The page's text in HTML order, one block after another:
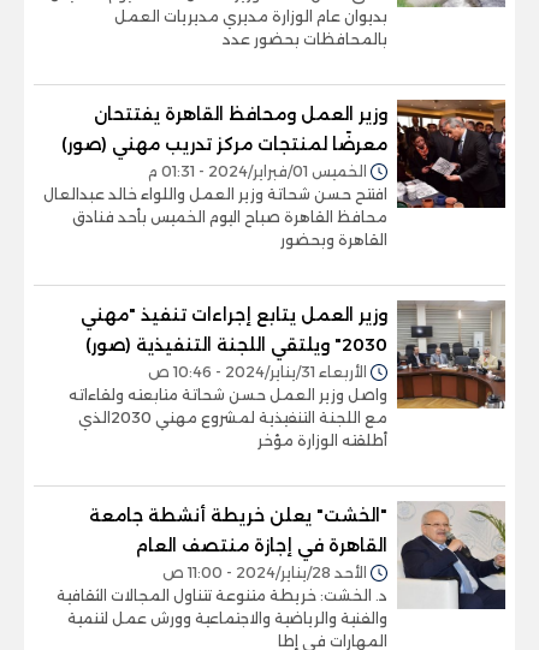
بديوان عام الوزارة مديري مديريات العمل
بالمحافظات بحضور عدد
وزير العمل ومحافظ القاهرة يفتتحان
معرضًا لمنتجات مركز تدريب مهني (صور)
الخميس 01/فبراير/2024 - 01:31 م
افتتح حسن شحاتة وزير العمل واللواء خالد عبدالعال
محافظ القاهرة صباح اليوم الخميس بأحد فنادق
القاهرة وبحضور
وزير العمل يتابع إجراءات تنفيذ "مهني
2030" ويلتقي اللجنة التنفيذية (صور)
الأربعاء 31/يناير/2024 - 10:46 ص
واصل وزير العمل حسن شحاتة متابعته ولقاءاته
مع اللجنة التنفيذية لمشروع مهني 2030الذي
أطلقته الوزارة مؤخر
"الخشت" يعلن خريطة أنشطة جامعة
القاهرة في إجازة منتصف العام
الأحد 28/يناير/2024 - 11:00 ص
د. الخشت: خريطة متنوعة تتناول المجالات الثقافية
والفنية والرياضية والاجتماعية وورش عمل لتنمية
المهارات فى إطا